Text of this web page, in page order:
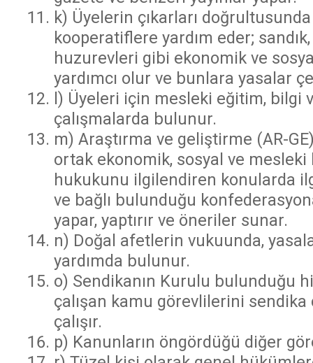
k) Üyelerin çıkarları
kooperatiflere yardım eder;
huzurevleri gibi ekonomik ve
yardımcı olur ve bunlara yasalar
l) Üyeleri için mesleki eğitim, bilgi
çalışmalarda bulunur.
m) Araştırma ve geliştirme (AR-
ortak ekonomik, sosyal ve mesleki
hukukunu ilgilendiren konularda
ve bağlı bulunduğu
yapar, yaptırır ve öneriler sunar.
n) Doğal afetlerin vukuunda,
yardımda bulunur.
o) Sendikanın Kurulu bulunduğu
çalışan kamu görevlilerini sendika
çalışır.
p) Kanunların öngördüğü diğer